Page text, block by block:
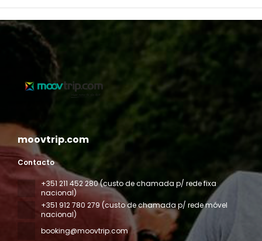
moovtrip.com
Contacto
+351 211 452 280 (custo de chamada p/ rede fixa
nacional)
+351 912 780 279 (custo de chamada p/ rede móvel
nacional)
booking@moovtrip.com